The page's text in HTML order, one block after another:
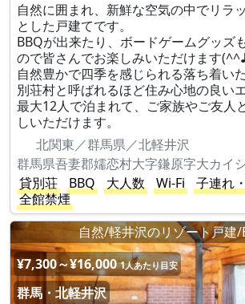
自然に囲まれ、新鮮な空気の中でリラ
とした戸建てです。
BBQが出来たり、ボードゲームグッズ
ので皆さんでお楽しみいただけます
自然豊かで四季を感じられる落ち着い
別荘村と呼ばれるほど住み心地の良いエ
最大12人で泊まれて、ご家族やご友人
しいただけます。
北関東／群馬県／北軽井沢
群馬県吾妻郡嬬恋村大字鎌原字大カイ
貸別荘
BBQ 大人数 Wi-Fi
子連れ
全館禁煙
自然/軽井沢のリゾート戸建/
¥7,300～¥16,000 1人あたり目安
群馬・北軽井沢